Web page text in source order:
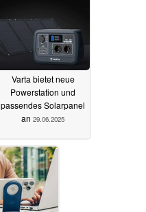
Varta bietet neue
Powerstation und
passendes Solarpanel
an 29.06.2025